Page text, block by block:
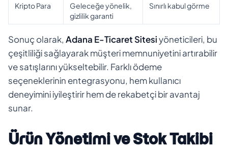
Kripto Para
Geleceğe yönelik,
gizlilik garanti
Sınırlı kabul görme
Sonuç olarak, Adana E-Ticaret Sitesiyöneticileri, bu
çeşitliliği sağlayarak müşteri memnuniyetini artırabilir
ve satışlarını yükseltebilir. Farklı ödeme
seçeneklerinin entegrasyonu, hem kullanıcı
deneyimini iyileştirir hem de rekabetçi bir avantaj
sunar.
Ürün Yönetimi ve Stok Takibi